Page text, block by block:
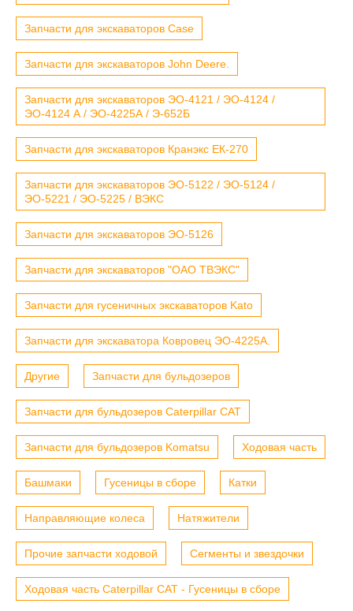
Запчасти для экскаваторов Case
Запчасти для экскаваторов John Deere.
Запчасти для экскаваторов ЭО-4121 / ЭО-4124 /
ЭО-4124 А / ЭО-4225А / Э-652Б
Запчасти для экскаваторов Кранэкс ЕК-270
Запчасти для экскаваторов ЭО-5122 / ЭО-5124 /
ЭО-5221 / ЭО-5225 / ВЭКС
Запчасти для экскаваторов ЭО-5126
Запчасти для экскаваторов "ОАО ТВЭКС"
Запчасти для гусеничных экскаваторов Kato
Запчасти для экскаватора Ковровец ЭО-4225А.
Другие Запчасти для бульдозеров
Запчасти для бульдозеров Caterpillar CAT
Запчасти для бульдозеров Komatsu Ходовая часть
Башмаки Гусеницы в сборе Катки
Направляющие колеса Натяжители
Прочие запчасти ходовой Сегменты и звездочки
Ходовая часть Caterpillar CAT - Гусеницы в сборе